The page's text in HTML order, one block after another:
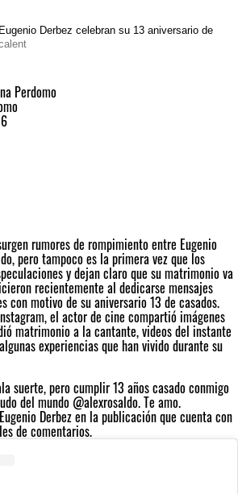
Derbez celebran su 13 aniversario de
rumores de rompimiento entre Eugenio
, pero tampoco es la primera vez que los
y dejan claro que su matrimonio va
recientemente al dedicarse mensajes
con motivo de su aniversario 13 de casados.
el actor de cine compartió imágenes
matrimonio a la cantante, videos del instante
experiencias que han vivido durante su
suerte, pero cumplir 13 años casado conmigo
del mundo @alexrosaldo. Te amo.
Derbez en la publicación que cuenta con
de comentarios.